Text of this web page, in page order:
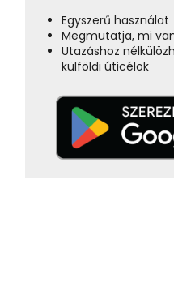
Egyszerű használat
Megmutatja, mi
Utazáshoz
külföldi úticélok